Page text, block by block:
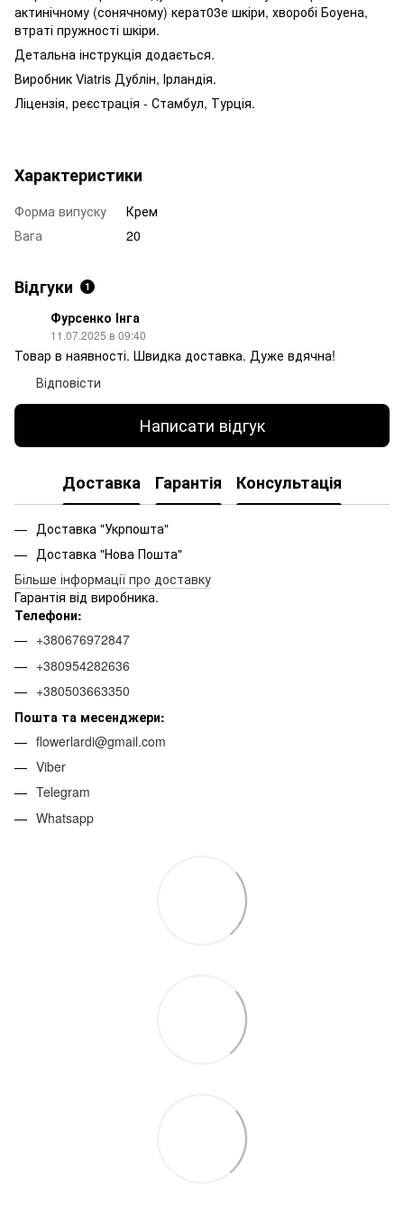
актинічному (сонячному) керат03е шкіри, хворобі Боуена,
втраті пружності шкіри.
Детальна інструкція додається.
Виробник Viatris Дублін, Ірландія.
Ліцензія, реєстрація - Стамбул, Турція.
Характеристики
Форма випуску
Крем
Вага
20
Відгуки 1
Фурсенко Інга
11.07.2025 в 09:40
Товар в наявності. Швидка доставка. Дуже вдячна!
Відповісти
Написати відгук
Доставка Гарантія Консультація
Доставка "Укрпошта"
Доставка "Нова Пошта"
Більше інформації про доставку
Гарантія від виробника.
Телефони:
+380676972847
+380954282636
+380503663350
Пошта та месенджери:
flowerlardi@gmail.com
Viber
Telegram
Whatsapp